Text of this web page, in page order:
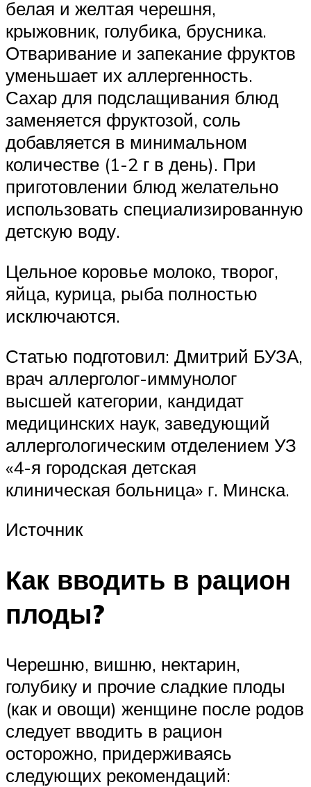
белая и желтая черешня,
крыжовник, голубика, брусника.
Отваривание и запекание фруктов
уменьшает их аллергенность.
Сахар для подслащивания блюд
заменяется фруктозой, соль
добавляется в минимальном
количестве (1-2 г в день). При
приготовлении блюд желательно
использовать специализированную
детскую воду.
Цельное коровье молоко, творог,
яйца, курица, рыба полностью
исключаются.
Статью подготовил: Дмитрий БУЗА,
врач аллерголог-иммунолог
высшей категории, кандидат
медицинских наук, заведующий
аллергологическим отделением УЗ
«4-я городская детская
клиническая больница» г. Минска.
Источник
Как вводить в рацион
плоды?
Черешню, вишню, нектарин,
голубику и прочие сладкие плоды
(как и овощи) женщине после родов
следует вводить в рацион
осторожно, придерживаясь
следующих рекомендаций: